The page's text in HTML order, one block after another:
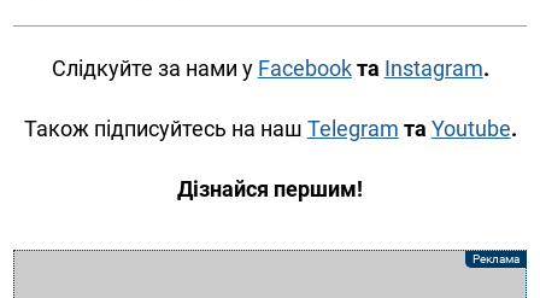
Слідкуйте за нами у Facebookта Instagram.
Також підписуйтесь на наш Telegram та Youtube.
Дізнайся першим!